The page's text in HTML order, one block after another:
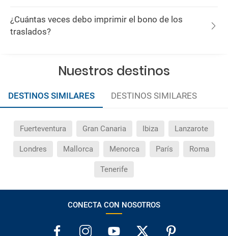
¿Cuántas veces debo imprimir el bono de los
traslados?
Nuestros destinos
DESTINOS SIMILARES DESTINOS SIMILARES
Fuerteventura Gran Canaria Ibiza Lanzarote
Londres Mallorca Menorca París Roma
Tenerife
CONECTA CON NOSOTROS